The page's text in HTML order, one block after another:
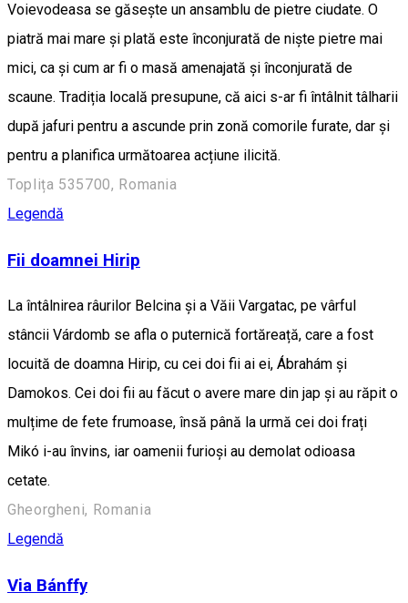
Voievodeasa se găsește un ansamblu de pietre ciudate. O
piatră mai mare și plată este înconjurată de niște pietre mai
mici, ca și cum ar fi o masă amenajată și înconjurată de
scaune. Tradiția locală presupune, că aici s-ar fi întâlnit tâlharii
după jafuri pentru a ascunde prin zonă comorile furate, dar și
pentru a planifica următoarea acțiune ilicită.
Toplița 535700, Romania
Legendă
Fii doamnei Hirip
La întâlnirea râurilor Belcina și a Văii Vargatac, pe vârful
stâncii Várdomb se afla o puternică fortăreață, care a fost
locuită de doamna Hirip, cu cei doi fii ai ei, Ábrahám și
Damokos. Cei doi fii au făcut o avere mare din jap și au răpit o
mulțime de fete frumoase, însă până la urmă cei doi frați
Mikó i-au învins, iar oamenii furioși au demolat odioasa
cetate.
Gheorgheni, Romania
Legendă
Via Bánffy